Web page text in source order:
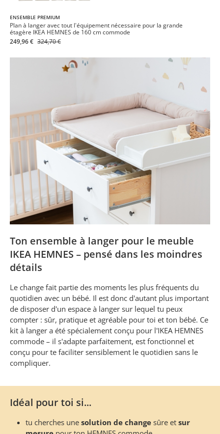
ENSEMBLE PREMIUM
Plan à langer avec tout l'équipement nécessaire pour la grande
étagère IKEA HEMNES de 160 cm commode
249,96 € 324,70 €
Ton ensemble à langer pour le meuble
IKEA HEMNES – pensé dans les moindres
détails
Le change fait partie des moments les plus fréquents du
quotidien avec un bébé. Il est donc d'autant plus important
de disposer d'un espace à langer sur lequel tu peux
compter : sûr, pratique et agréable pour toi et ton bébé. Ce
kit à langer a été spécialement conçu pour l'IKEA HEMNES
commode – il s'adapte parfaitement, est fonctionnel et
conçu pour te faciliter sensiblement le quotidien sans le
compliquer.
Idéal pour toi si...
tu cherches une solution de change sûre et sur